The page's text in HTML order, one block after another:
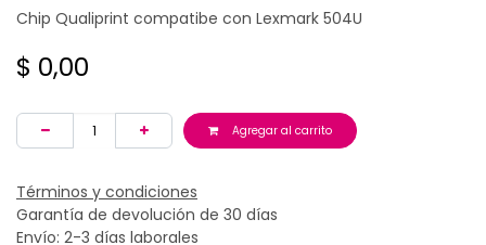
Chip Qualiprint compatibe con Lexmark 504U
$ 0,00
Agregar al carrito
Términos y condiciones
Garantía de devolución de 30 días
Envío: 2-3 días laborales